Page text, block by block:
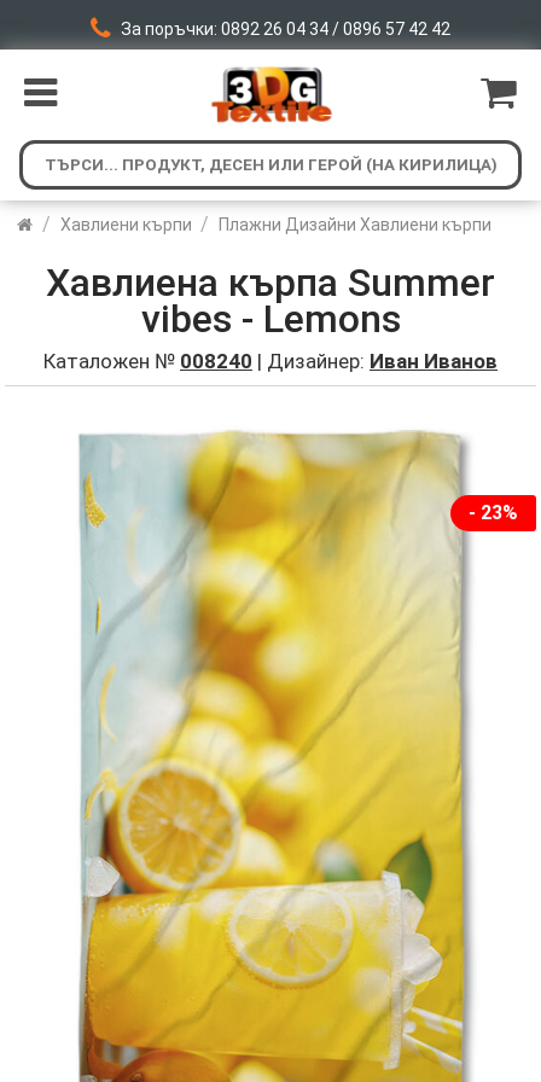
За поръчки: 0892 26 04 34 / 0896 57 42 42
/ Хавлиени кърпи / Плажни Дизайни Хавлиени кърпи
Хавлиена кърпа Summer
vibes - Lemons
Каталожен № 008240 | Дизайнер: Иван Иванов
- 23%